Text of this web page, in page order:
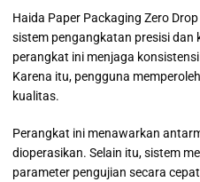
Haida Paper Packaging Zero
sistem pengangkatan presisi dan
perangkat ini menjaga
Karena itu, pengguna
kualitas.
Perangkat ini menawarkan
dioperasikan. Selain itu, sistem
parameter pengujian secara